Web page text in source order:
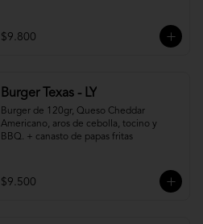
$9.800
Burger Texas - LY
Burger de 120gr, Queso Cheddar
Americano, aros de cebolla, tocino y
BBQ. + canasto de papas fritas
$9.500